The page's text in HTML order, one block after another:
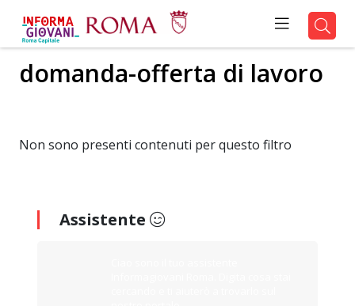
domanda-offerta di lavoro
Non sono presenti contenuti per questo filtro
Assistente